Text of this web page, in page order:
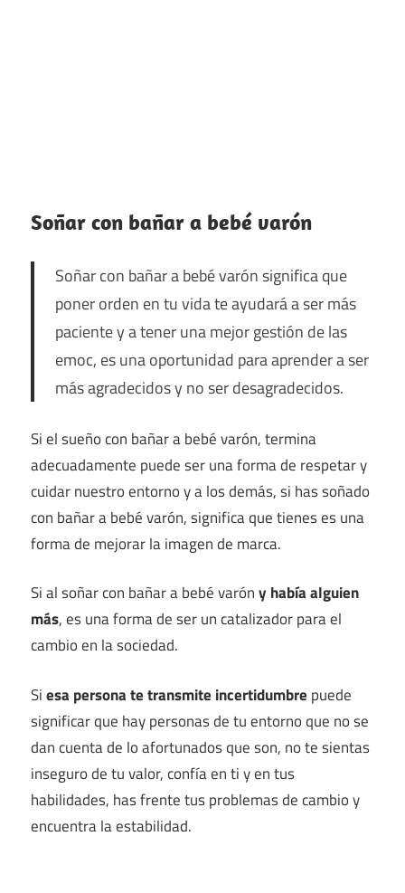
Soñar con bañar a bebé varón
Soñar con bañar a bebé varón significa que
poner orden en tu vida te ayudará a ser más
paciente y a tener una mejor gestión de las
emoc, es una oportunidad para aprender a ser
más agradecidos y no ser desagradecidos.
Si el sueño con bañar a bebé varón, termina
adecuadamente puede ser una forma de respetar y
cuidar nuestro entorno y a los demás, si has soñado
con bañar a bebé varón, significa que tienes es una
forma de mejorar la imagen de marca.
Si al soñar con bañar a bebé varóny había alguien
más, es una forma de ser un catalizador para el
cambio en la sociedad.
Siesa persona te transmite incertidumbre puede
significar que hay personas de tu entorno que no se
dan cuenta de lo afortunados que son, no te sientas
inseguro de tu valor, confía en ti y en tus
habilidades, has frente tus problemas de cambio y
encuentra la estabilidad.